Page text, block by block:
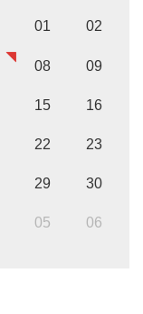
01 02
08 09
15 16
22 23
29 30
05 06